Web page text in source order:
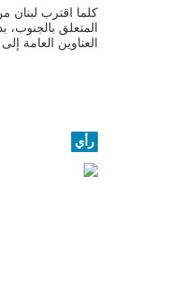
كلما اقترب ​لبنان​
المتعلق بالجنوب،
العناوين العامة
رأي